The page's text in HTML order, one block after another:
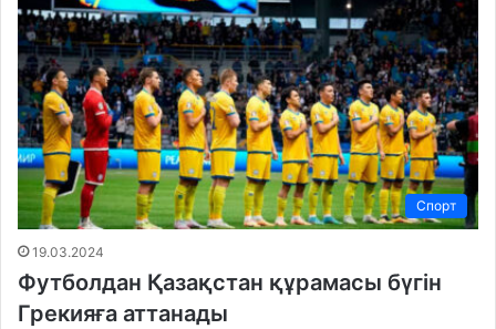
Спорт
19.03.2024
Футболдан Қазақстан құрамасы бүгін
Грекияға аттанады